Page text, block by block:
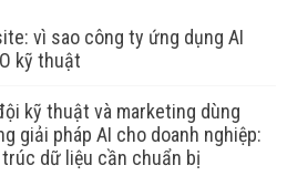
vì sao công ty ứng dụng AI
kỹ thuật
kỹ thuật và marketing dùng
giải pháp AI cho doanh nghiệp:
trúc dữ liệu cần chuẩn bị